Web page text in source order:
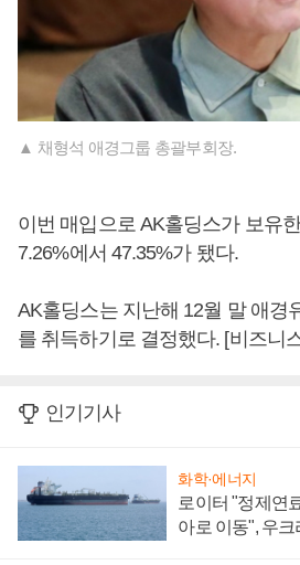
▲ 채형석 애경그룹 총괄부회장.
이번 매입으로 AK홀딩스가 보유
7.26%에서 47.35%가 됐다.
AK홀딩스는 지난해 12월 말 애경
를 취득하기로 결정했다. [비즈니
인기기사
화학·에너지
로이터 "정제연
아로 이동", 우